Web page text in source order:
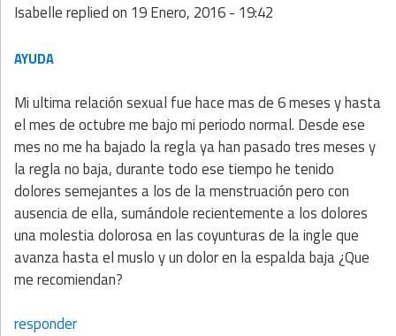
Isabellereplied on 19 Enero, 2016 - 19:42
AYUDA
Mi ultima relación sexual fue hace mas de 6 meses y hasta
el mes de octubre me bajo mi periodo normal. Desde ese
mes no me ha bajado la regla ya han pasado tres meses y
la regla no baja, durante todo ese tiempo he tenido
dolores semejantes a los de la menstruación pero con
ausencia de ella, sumándole recientemente a los dolores
una molestia dolorosa en las coyunturas de la ingle que
avanza hasta el muslo y un dolor en la espalda baja ¿Que
me recomiendan?
responder